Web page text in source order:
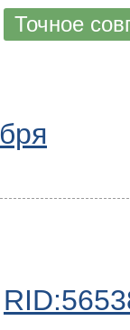
Точное